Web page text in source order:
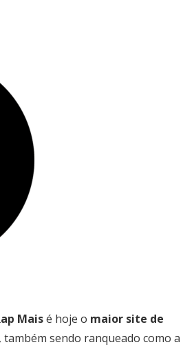
Maisé hoje o maior site de
, também sendo ranqueado como a